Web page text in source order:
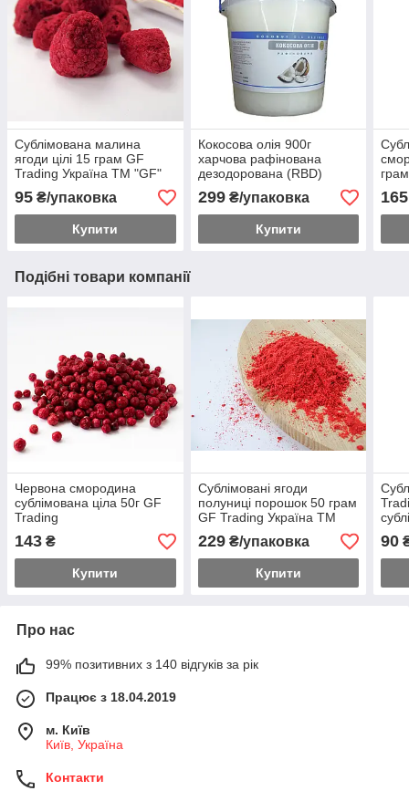
Сублімована малина
ягоди цілі 15 грам GF
Trading Україна ТМ "GF"
95 ₴/упаковка
Купити
Кокосова олія 900г
харчова рафінована
дезодорована (RBD)
Малайзія для кулінарії та
косметології
299₴/упаковка
Купити
ТМ
165
Подібні товари компанії
Червона смородина
сублімована ціла 50г GF
Trading
143 ₴
Купити
Сублімовані ягоди
полуниці порошок 50 грам
GF Trading Україна ТМ
229₴/упаковка
Купити
ТМ
90
Про нас
99% позитивних з 140 відгуків за рік
Працює з 18.04.2019
м. Київ
Київ, Україна
Контакти